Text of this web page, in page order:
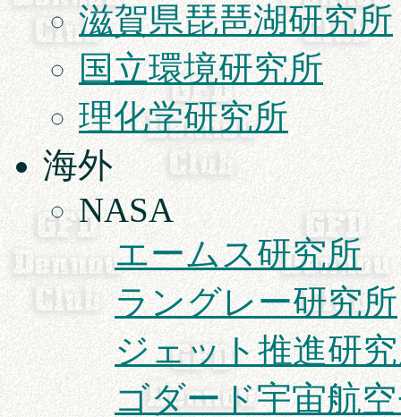
滋賀県琵琶湖研究所
国立環境研究所
理化学研究所
海外
NASA
エームス研究所
ラングレー研究所
ジェット推進研
ゴダード宇宙航